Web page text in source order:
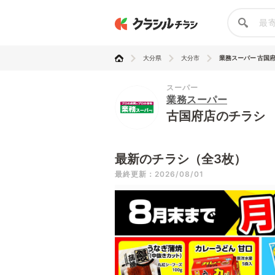
大分県 大分市 業務スーパー 古国
スーパー
業務スーパー
古国府店のチラシ
最新のチラシ（全3枚）
最終更新：2026/08/01